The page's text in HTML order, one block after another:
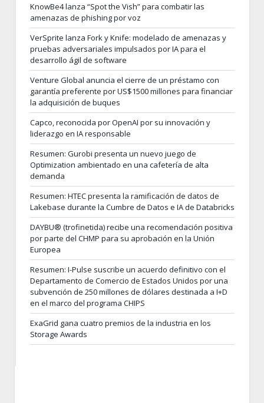
KnowBe4 lanza “Spot the Vish” para combatir las
amenazas de phishing por voz
VerSprite lanza Fork y Knife: modelado de amenazas y
pruebas adversariales impulsados por IA para el
desarrollo ágil de software
Venture Global anuncia el cierre de un préstamo con
garantía preferente por US$1500 millones para financiar
la adquisición de buques
Capco, reconocida por OpenAI por su innovación y
liderazgo en IA responsable
Resumen: Gurobi presenta un nuevo juego de
Optimization ambientado en una cafetería de alta
demanda
Resumen: HTEC presenta la ramificación de datos de
Lakebase durante la Cumbre de Datos e IA de Databricks
DAYBU® (trofinetida) recibe una recomendación positiva
por parte del CHMP para su aprobación en la Unión
Europea
Resumen: I-Pulse suscribe un acuerdo definitivo con el
Departamento de Comercio de Estados Unidos por una
subvención de 250 millones de dólares destinada a I+D
en el marco del programa CHIPS
ExaGrid gana cuatro premios de la industria en los
Storage Awards